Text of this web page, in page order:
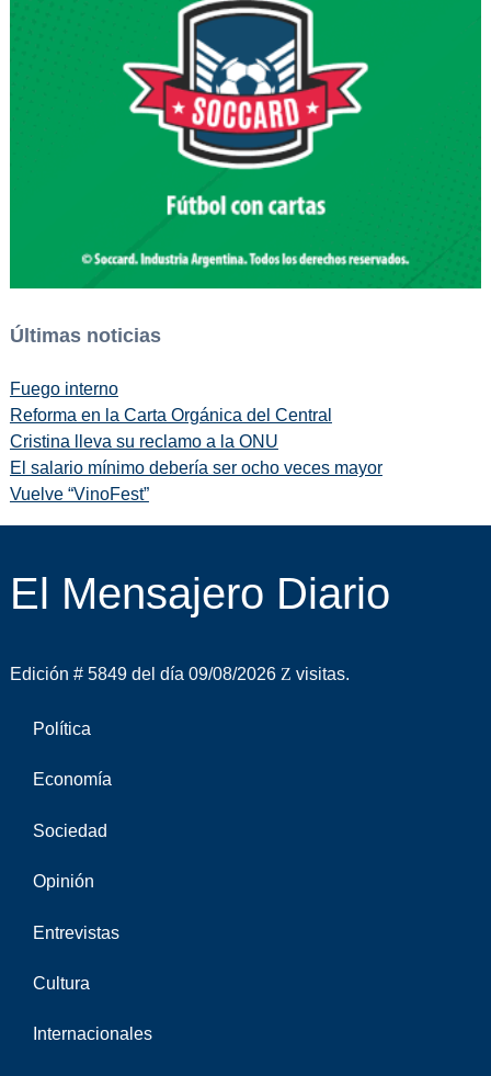
Últimas noticias
Fuego interno
Reforma en la Carta Orgánica del Central
Cristina lleva su reclamo a la ONU
El salario mínimo debería ser ocho veces mayor
Vuelve “VinoFest”
El Mensajero Diario
Edición # 5849 del día 09/08/2026 visitas.
Política
Economía
Sociedad
Opinión
Entrevistas
Cultura
Internacionales